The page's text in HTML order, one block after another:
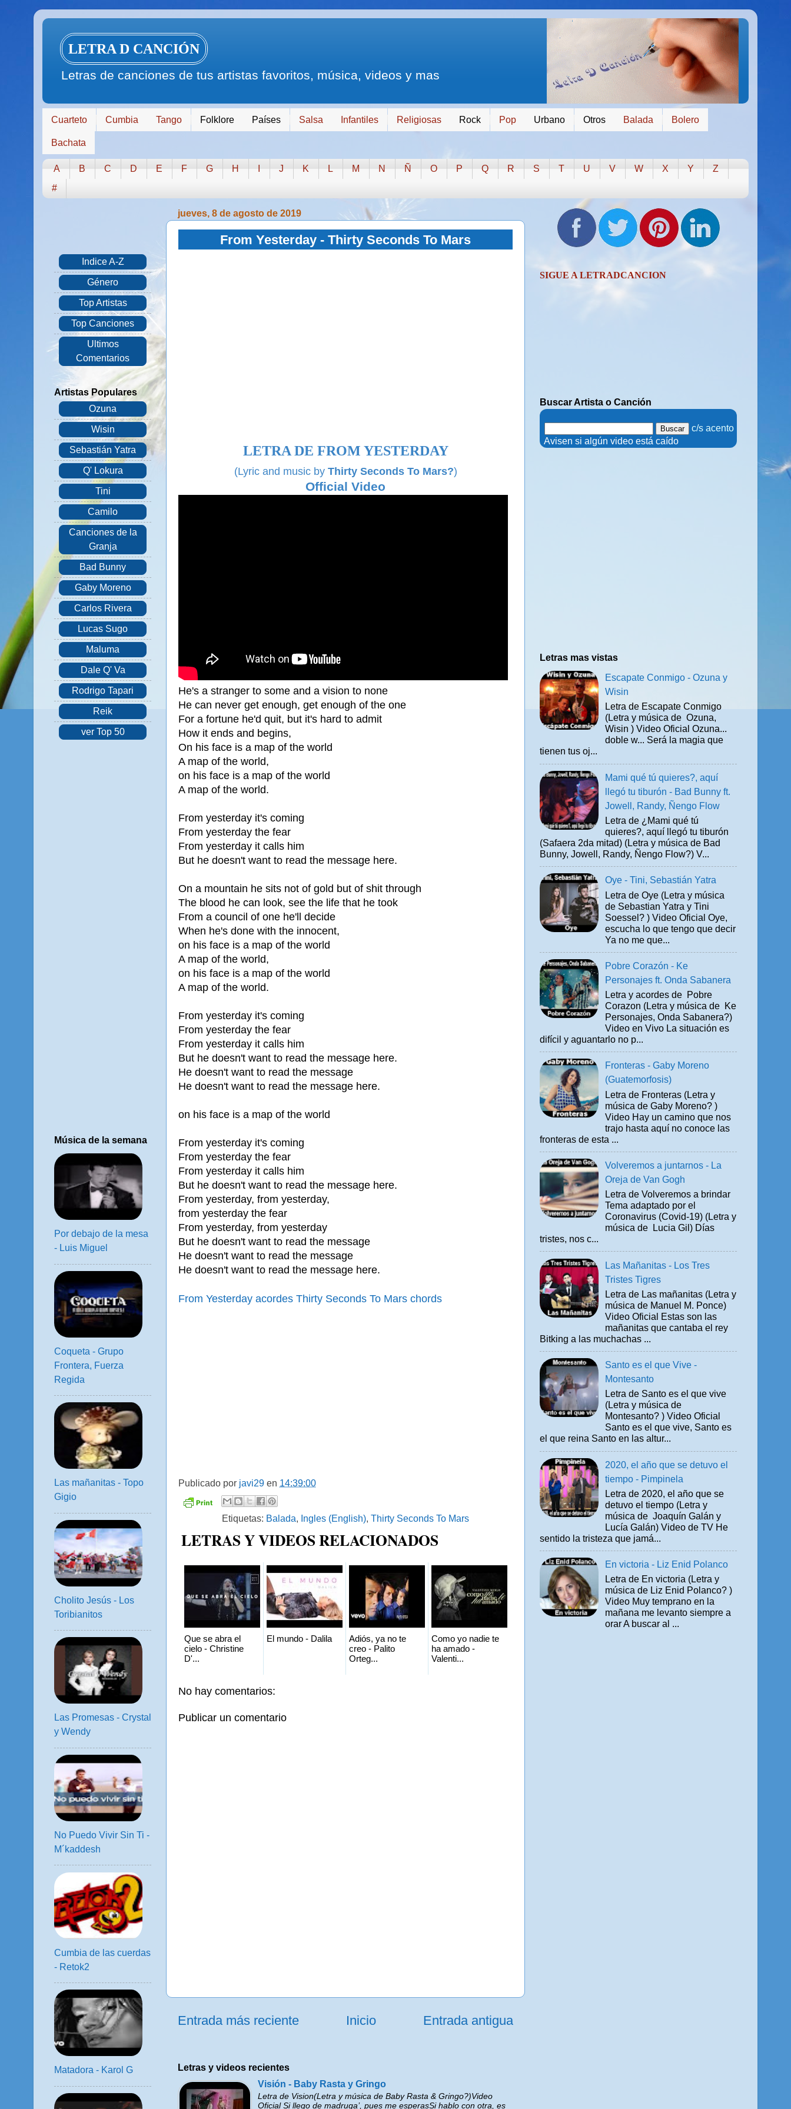
LETRA D CANCIÓN
Letras de canciones de tus artistas favoritos, música, videos y mas
Cuarteto Cumbia Tango Folklore Países Salsa Infantiles Religiosas Rock Pop Urbano Otros Balada Bolero
Bachata
A B C D E F G H J K L M N Ñ O P Q R S T U V W X Y
Z
#
jueves, 8 de agosto de 2019
From Yesterday - Thirty Seconds To Mars
LETRA DE FROM YESTERDAY
(Lyric and music by Thirty Seconds To Mars?)
Official Video
He's a stranger to some and a vision to none
He can never get enough, get enough of the one
For a fortune he'd quit, but it's hard to admit
How it ends and begins,
On his face is a map of the world
A map of the world,
on his face is a map of the world
A map of the world.
From yesterday it's coming
From yesterday the fear
From yesterday it calls him
But he doesn't want to read the message here.
On a mountain he sits not of gold but of shit through
The blood he can look, see the life that he took
From a council of one he'll decide
When he's done with the innocent,
on his face is a map of the world
A map of the world,
on his face is a map of the world
A map of the world.
From yesterday it's coming
From yesterday the fear
From yesterday it calls him
But he doesn't want to read the message here.
He doesn't want to read the message
He doesn't want to read the message here.
on his face is a map of the world
From yesterday it's coming
From yesterday the fear
From yesterday it calls him
But he doesn't want to read the message here.
From yesterday, from yesterday,
from yesterday the fear
From yesterday, from yesterday
But he doesn't want to read the message
He doesn't want to read the message
He doesn't want to read the message here.
From Yesterday acordes Thirty Seconds To Mars chords
Publicado por javi29 en 14:39:00
Etiquetas: Balada, Ingles (English), Thirty Seconds To Mars
LETRAS Y VIDEOS RELACIONADOS
Que se abra el
cielo - Christine
D'...
El mundo - Dalila
Adiós, ya no te
creo - Palito
Orteg...
Como yo nadie te
ha amado -
Valenti...
No hay comentarios:
Publicar un comentario
Entrada más reciente Entrada antigua
Inicio
Letras y videos recientes
Visión - Baby Rasta y Gringo
Letra de Vision(Letra y música de Baby Rasta & Gringo?)Video
Oficial Si llego de madruga’, pues me esperasSi hablo con otra, es
Indice A-Z
Género
Top Artistas
Top Canciones
Ultimos
Comentarios
Artistas Populares
Ozuna
Wisin
Sebastián Yatra
Q' Lokura
Tini
Camilo
Canciones de la
Granja
Bad Bunny
Gaby Moreno
Carlos Rivera
Lucas Sugo
Maluma
Dale Q' Va
Rodrigo Tapari
Reik
ver Top 50
Música de la semana
Por debajo de la mesa
- Luis Miguel
Coqueta - Grupo
Frontera, Fuerza
Regida
Las mañanitas - Topo
Gigio
Cholito Jesús - Los
Toribianitos
Las Promesas - Crystal
y Wendy
No Puedo Vivir Sin Ti -
M´kaddesh
Cumbia de las cuerdas
- Retok2
Matadora - Karol G
SIGUE A LETRADCANCION
Buscar Artista o Canción
c/s acento
. Avisen si algún video está caído
Letras mas vistas
Escapate Conmigo - Ozuna y
Wisin
Letra de Escapate Conmigo
(Letra y música de Ozuna,
Wisin ) Video Oficial Ozuna...
doble w... Será la magia que
tienen tus oj...
Mami qué tú quieres?, aquí
llegó tu tiburón - Bad Bunny ft.
Jowell, Randy, Ñengo Flow
Letra de ¿Mami qué tú
quieres?, aquí llegó tu tiburón
(Safaera 2da mitad) (Letra y música de Bad
Bunny, Jowell, Randy, Ñengo Flow?) V...
Oye - Tini, Sebastián Yatra
Letra de Oye (Letra y música
de Sebastian Yatra y Tini
Soessel? ) Video Oficial Oye,
escucha lo que tengo que decir
Ya no me que...
Pobre Corazón - Ke
Personajes ft. Onda Sabanera
Letra y acordes de Pobre
Corazon (Letra y música de Ke
Personajes, Onda Sabanera?)
Video en Vivo La situación es
difícil y aguantarlo no p...
Fronteras - Gaby Moreno
(Guatemorfosis)
Letra de Fronteras (Letra y
música de Gaby Moreno? )
Video Hay un camino que nos
trajo hasta aquí no conoce las
fronteras de esta ...
Volveremos a juntarnos - La
Oreja de Van Gogh
Letra de Volveremos a brindar
Tema adaptado por el
Coronavirus (Covid-19) (Letra y
música de Lucia Gil) Días
tristes, nos c...
Las Mañanitas - Los Tres
Tristes Tigres
Letra de Las mañanitas (Letra y
música de Manuel M. Ponce)
Video Oficial Estas son las
mañanitas que cantaba el rey
Bitking a las muchachas ...
Santo es el que Vive -
Montesanto
Letra de Santo es el que vive
(Letra y música de
Montesanto? ) Video Oficial
Santo es el que vive, Santo es
el que reina Santo en las altur...
2020, el año que se detuvo el
tiempo - Pimpinela
Letra de 2020, el año que se
detuvo el tiempo (Letra y
música de Joaquín Galán y
Lucía Galán) Video de TV He
sentido la tristeza que jamá...
En victoria - Liz Enid Polanco
Letra de En victoria (Letra y
música de Liz Enid Polanco? )
Video Muy temprano en la
mañana me levanto siempre a
orar A buscar al ...